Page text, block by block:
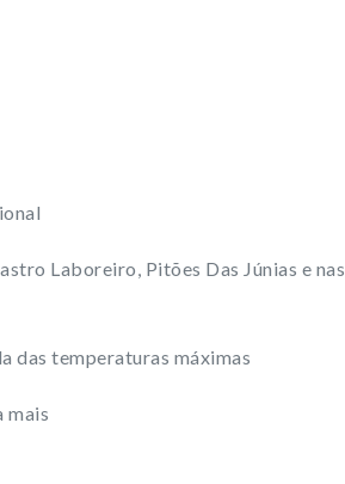
Laboreiro, Pitões Das Júnias e nas
das temperaturas máximas
mais